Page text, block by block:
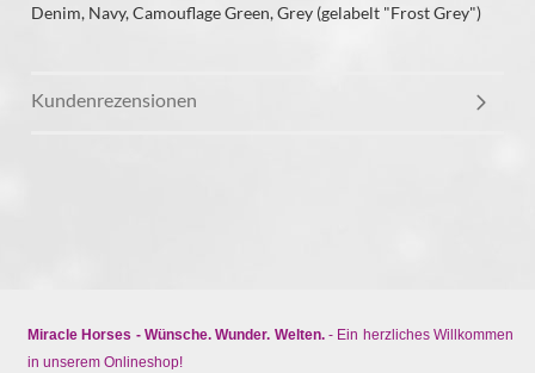
Denim, Navy, Camouflage Green, Grey (gelabelt "Frost Grey")
Kundenrezensionen
Miracle Horses - Wünsche. Wunder. Welten.- Ein herzliches Willkommen
in unserem Onlineshop!